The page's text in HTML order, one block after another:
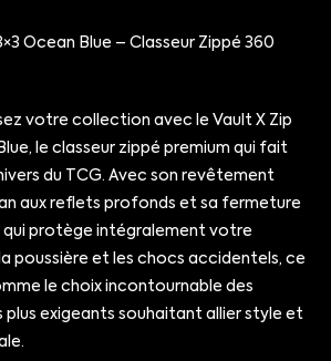
Ocean Blue – Classeur Zippé 360
votre collection avec le Vault X Zip
le classeur zippé premium qui fait
du TCG. Avec son revêtement
aux reflets profonds et sa fermeture
qui protège intégralement votre
poussière et les chocs accidentels, ce
le choix incontournable des
plus exigeants souhaitant allier style et